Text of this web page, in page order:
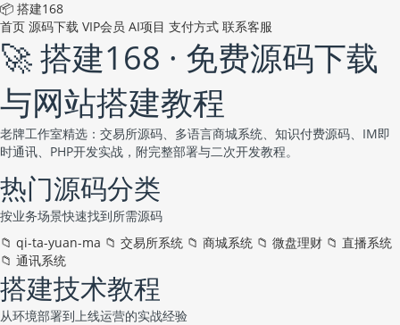
📦 搭建168
首页 源码下载 VIP会员 AI项目 支付方式 联系客服
🚀 搭建168 · 免费源码下载
与网站搭建教程
老牌工作室精选：交易所源码、多语言商城系统、知识付费源码、IM即
时通讯、PHP开发实战，附完整部署与二次开发教程。
热门源码分类
按业务场景快速找到所需源码
📁 qi-ta-yuan-ma 📁 交易所系统 📁 商城系统 📁 微盘理财 📁 直播系统
📁 通讯系统
搭建技术教程
从环境部署到上线运营的实战经验